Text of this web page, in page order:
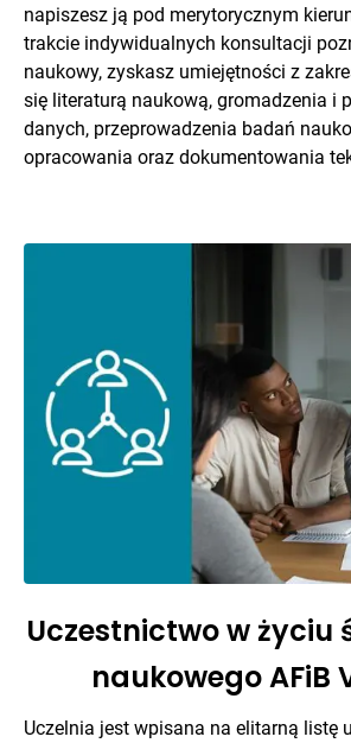
napiszesz ją pod merytorycznym
trakcie indywidualnych konsultacji
naukowy, zyskasz umiejętności z
się literaturą naukową, gromadzenia i
danych, przeprowadzenia badań
opracowania oraz dokumentowania
Uczestnictwo w życiu
naukowego AFiB
Uczelnia jest wpisana na elitarną listę